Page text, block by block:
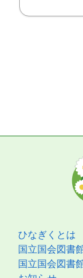
ひなぎくとは
国立国会図書
国立国会図書